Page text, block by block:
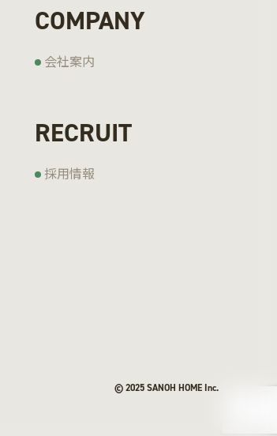
COMPANY
会社案内
RECRUIT
採用情報
© 2025 SANOH HOME Inc.